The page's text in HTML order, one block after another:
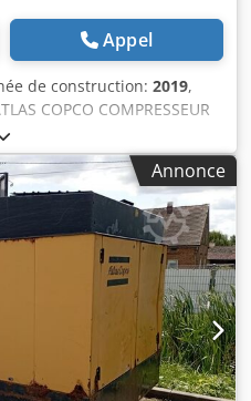
Appel
de construction: 2019,
COPCO COMPRESSEUR
Swebujha Compresseur
entièrement révisé Données
min ; pression de travail 7
; Moteur KUBOTA
entièrement
prix brut : 72324 zł Vous
une vidéo montrant le
Annonce